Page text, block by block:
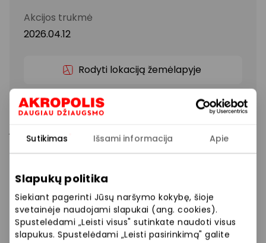
Sutikimas Išsami informacija Apie
Slapukų politika
Siekiant pagerinti Jūsų naršymo kokybę, šioje
svetainėje naudojami slapukai (ang. cookies).
Spustelėdami „Leisti visus" sutinkate naudoti visus
slapukus. Spustelėdami „Leisti pasirinkimą" galite
Akcijos trukmė
2026.04.12
Rodyti lokaciją žemėlapyje
Nauja „Pepco” moteriškų drabužių kolekcija pabrėžia
pasitikint savimi vos nuo 4 Eur.
Išpardavimo nuolaidas nustato PPC AKROPOLIS
veikiančios prekybos bei paslaugų vietos.
Daugiau informacijos apie konkrečias
skelbiamas nuolaidas ar pasiūlymus teiraukitės
prekybos bei paslaugų vietoje. Savo socialiniuose